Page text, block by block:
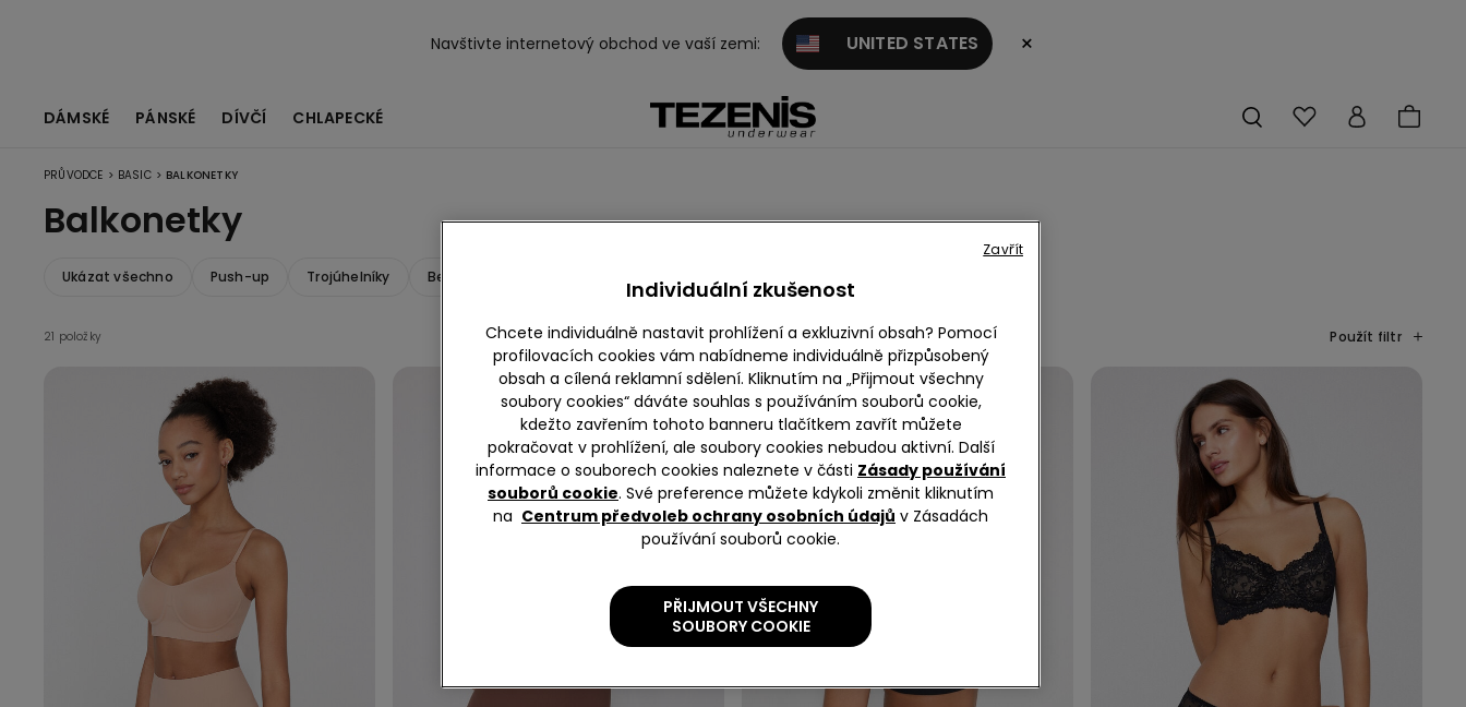
Navštivte internetový obchod ve vaší zemi: UNITED STATES ×
DÁMSKÉ PÁNSKÉ DÍVČÍ CHLAPECKÉ
PRŮVODCE > BASIC > BALKONETKY
Balkonetky
Ukázat všechno Push-up Trojúhelníky Bez ramínek a Bandeau Braletky a podprsenkové topy
21 položky Použít filtr
Individuální zkušenost
Chcete individuálně nastavit prohlížení a exkluzivní obsah? Pomocí
profilovacích cookies vám nabídneme individuálně přizpůsobený
obsah a cílená reklamní sdělení. Kliknutím na „Přijmout všechny
soubory cookies“ dáváte souhlas s používáním souborů cookie,
kdežto zavřením tohoto banneru tlačítkem zavřít můžete
pokračovat v prohlížení, ale soubory cookies nebudou aktivní. Další
informace o souborech cookies naleznete v části Zásady používání
souborů cookie. Své preference můžete kdykoli změnit kliknutím
na Centrum předvoleb ochrany osobních údajů v Zásadách
používání souborů cookie.
PŘIJMOUT VŠECHNY
SOUBORY COOKIE
Zavřít